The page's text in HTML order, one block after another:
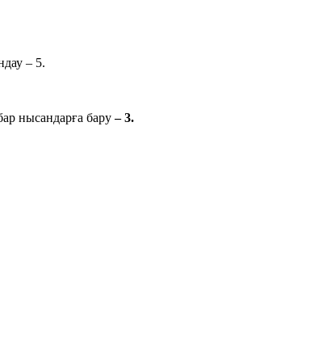
– 5.
нысандарға бару– 3.